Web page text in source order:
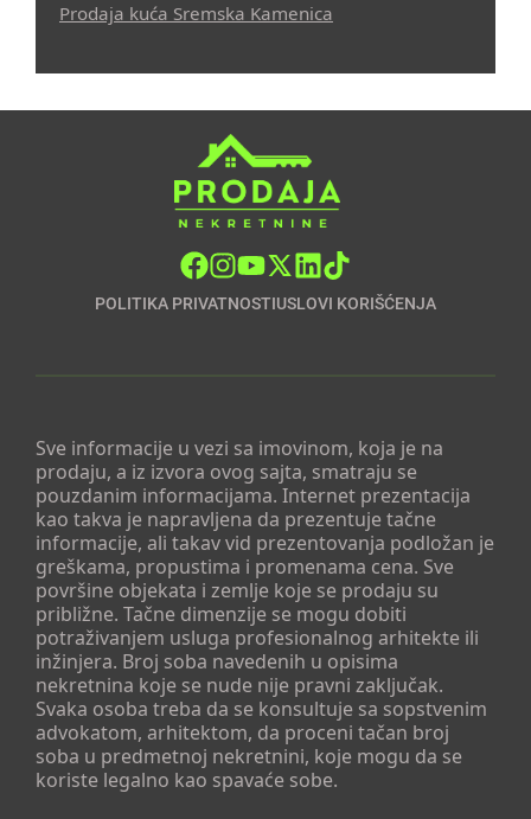
Prodaja kuća Sremska Kamenica
POLITIKA PRIVATNOSTIUSLOVI KORIŠĆENJA
Sve informacije u vezi sa imovinom, koja je na
prodaju, a iz izvora ovog sajta, smatraju se
pouzdanim informacijama. Internet prezentacija
kao takva je napravljena da prezentuje tačne
informacije, ali takav vid prezentovanja podložan je
greškama, propustima i promenama cena. Sve
površine objekata i zemlje koje se prodaju su
približne. Tačne dimenzije se mogu dobiti
potraživanjem usluga profesionalnog arhitekte ili
inžinjera. Broj soba navedenih u opisima
nekretnina koje se nude nije pravni zaključak.
Svaka osoba treba da se konsultuje sa sopstvenim
advokatom, arhitektom, da proceni tačan broj
soba u predmetnoj nekretnini, koje mogu da se
koriste legalno kao spavaće sobe.